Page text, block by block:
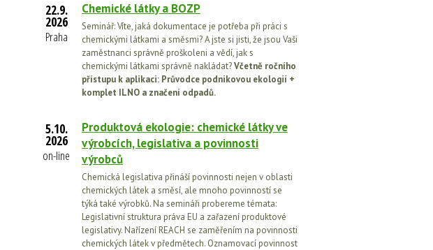
22.9.
2026
Praha
Chemické látky a BOZP
Seminář: Víte, jaká dokumentace je potřeba při práci s
chemickými látkami a směsmi? A jste si jisti, že jsou Vaši
zaměstnanci správně proškoleni a vědí, jak s
chemickými látkami správně nakládat?Včetně ročního
přístupu k aplikaci: Průvodce podnikovou ekologií +
komplet ILNO a značení odpadů.
5.10.
2026
on-line
Produktová ekologie: chemické látky ve
výrobcích, legislativa a povinnosti
výrobců
Chemická legislativa přináší povinnosti nejen v oblasti
chemických látek a směsí, ale mnoho povinností se
týká také výrobků. Na semináři probereme témata:
Legislativní struktura práva EU a zařazení produktové
legislativy. Nařízení REACH se zaměřením na povinnosti
chemických látek v předmětech. Oznamovací povinnost